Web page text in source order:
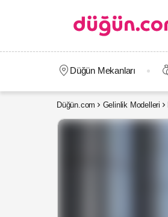
Düğün Mekanları
Düğün.com Gelinlik Modelleri